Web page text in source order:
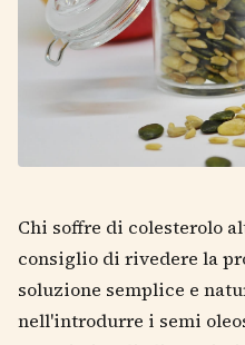
Chi soffre di colesterolo
consiglio di rivedere la
soluzione semplice e
nell'introdurre i semi